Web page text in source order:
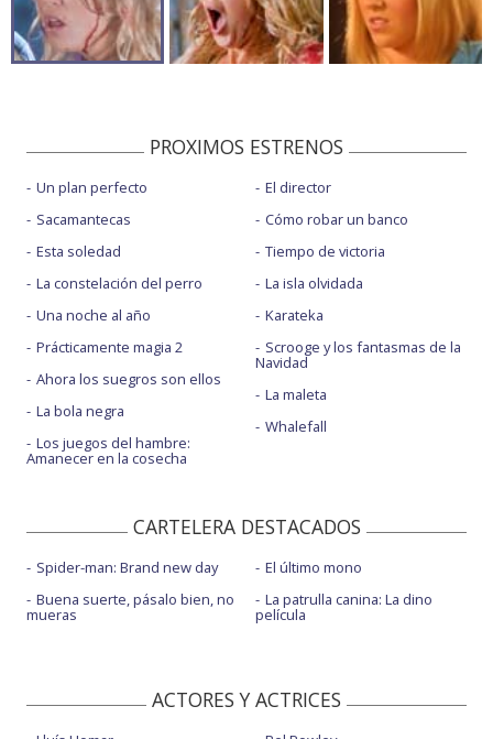
PROXIMOS ESTRENOS
Un plan perfecto
Sacamantecas
Esta soledad
La constelación del perro
Una noche al año
Prácticamente magia 2
Ahora los suegros son ellos
La bola negra
Los juegos del hambre:
Amanecer en la cosecha
El director
Cómo robar un banco
Tiempo de victoria
La isla olvidada
Karateka
Scrooge y los fantasmas de la
Navidad
La maleta
Whalefall
CARTELERA DESTACADOS
Spider-man: Brand new day
Buena suerte, pásalo bien, no
mueras
El último mono
La patrulla canina: La dino
película
ACTORES Y ACTRICES